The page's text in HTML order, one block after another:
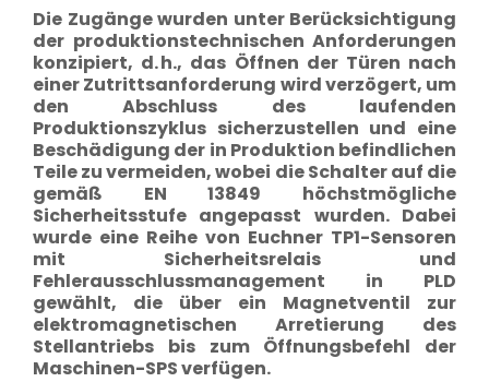
Die Zugänge wurden unter Berücksichtigung
der produktionstechnischen Anforderungen
konzipiert, d. h., das Öffnen der Türen nach
einer Zutrittsanforderung wird verzögert, um
den Abschluss des laufenden
Produktionszyklus sicherzustellen und eine
Beschädigung der in Produktion befindlichen
Teile zu vermeiden, wobei die Schalter auf die
gemäß EN 13849 höchstmögliche
Sicherheitsstufe angepasst wurden. Dabei
wurde eine Reihe von Euchner TP1-Sensoren
mit Sicherheitsrelais und
Fehlerausschlussmanagement in PLD
gewählt, die über ein Magnetventil zur
elektromagnetischen Arretierung des
Stellantriebs bis zum Öffnungsbefehl der
Maschinen-SPS verfügen.